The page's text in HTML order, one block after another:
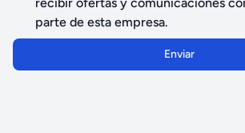
recibir ofertas y comunicaciones
parte de esta empresa.
Enviar